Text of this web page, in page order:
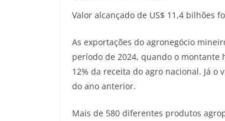
Valor alcançado de US$ 11,4 bilhões
As exportações do agronegócio
período de 2024, quando o montante
12% da receita do agro nacional. Já
do ano anterior.
Mais de 580 diferentes produtos